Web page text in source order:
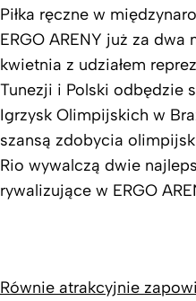
Piłka ręczne w
ERGO ARENY już za
kwietnia z udziałem
Tunezji i Polski odbędzie
Igrzysk Olimpijskich w
szansą zdobycia
Rio wywalczą dwie
rywalizujące w ERGO
Równie atrakcyjnie